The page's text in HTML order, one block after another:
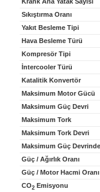
Sıkıştırma Oranı
Yakıt Besleme Tipi
Hava Besleme Türü
Kompresör Tipi
İntercooler Türü
Katalitik Konvertör
Maksimum Motor Gücü
Maksimum Güç Devri
Maksimum Tork
Maksimum Tork Devri
Maksimum Güç
Güç / Ağırlık Oranı
Güç / Motor Hacmi Oranı
CO2 Emisyonu